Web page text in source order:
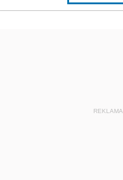
REKLAMA